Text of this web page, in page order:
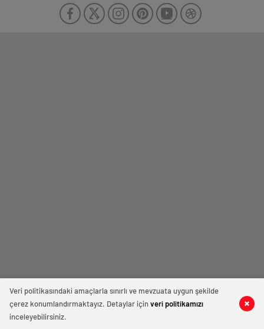
Veri politikasındaki amaçlarla sınırlı ve mevzuata uygun şekilde
çerez konumlandırmaktayız. Detaylar içinveri politikamızı
inceleyebilirsiniz.